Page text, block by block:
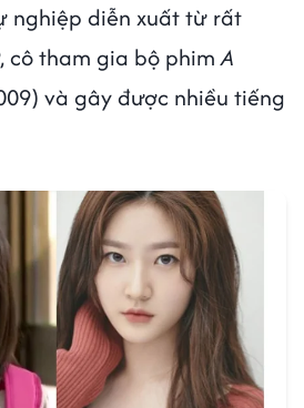
nghiệp diễn xuất từ rất
cô tham gia bộ phimA
và gây được nhiều tiếng